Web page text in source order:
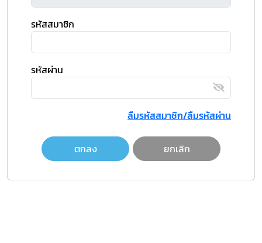
รหัสสมาชิก
รหัสผ่าน
ลืมรหัสสมาชิก/ลืมรหัสผ่าน
ตกลง ยกเลิก